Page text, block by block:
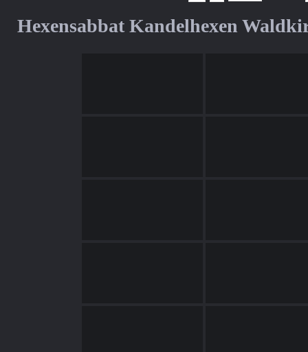
Hexensabbat Kandelhexen